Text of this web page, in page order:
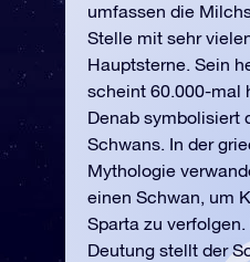
umfassen die
Stelle mit sehr
Hauptsterne. Sein
scheint 60.000-mal
Denab symbolisiert
Schwans. In der
Mythologie
einen Schwan, um
Sparta zu
Deutung stellt der